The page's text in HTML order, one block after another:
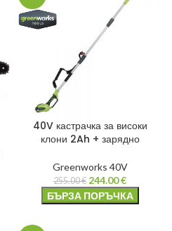
40V кастрачка за високи
клони 2Ah + зарядно
Greenworks 40V
255.00€ 244.00€
БЪРЗА ПОРЪЧКА